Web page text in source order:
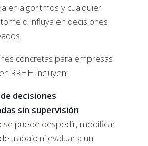
en algoritmos y cualquier
o influya en decisiones
concretas para empresas
RRHH incluyen:
decisiones
sin supervisión
se puede despedir, modificar
trabajo ni evaluar a un